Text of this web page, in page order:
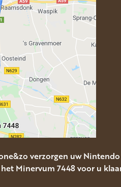
verzorgen uw
Minervum 7448 voor u